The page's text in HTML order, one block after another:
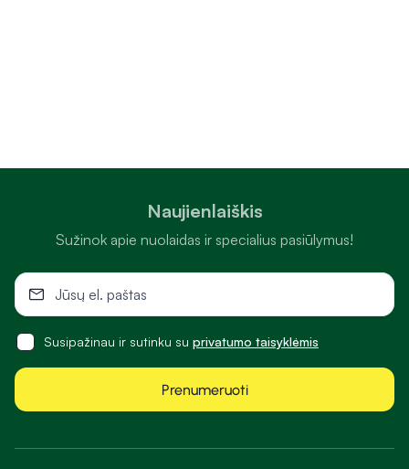
Naujienlaiškis
Sužinok apie nuolaidas ir specialius pasiūlymus!
Susipažinau ir sutinku su privatumo taisyklėmis
Prenumeruoti